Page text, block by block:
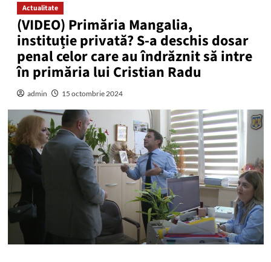
Actualitate
(VIDEO) Primăria Mangalia,
instituție privată? S-a deschis dosar
penal celor care au îndrăznit să intre
în primăria lui Cristian Radu
admin 15 octombrie 2024